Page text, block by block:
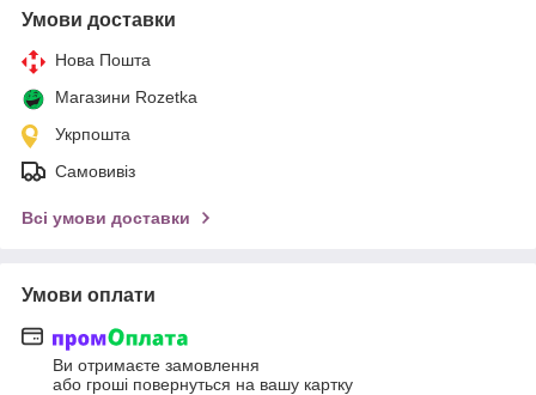
Умови доставки
Нова Пошта
Магазини Rozetka
Укрпошта
Самовивіз
Всі умови доставки
Умови оплати
Ви отримаєте замовлення
або гроші повернуться на вашу картку